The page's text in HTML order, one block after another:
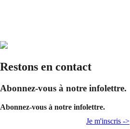
Restons en contact
Abonnez-vous à notre infolettre.
Abonnez-vous à notre infolettre.
Je m'inscris ->